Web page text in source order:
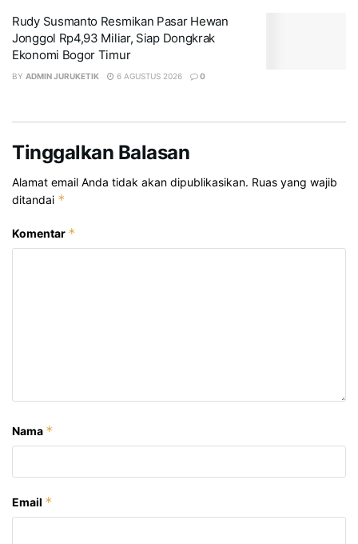
Rudy Susmanto Resmikan Pasar Hewan
Jonggol Rp4,93 Miliar, Siap Dongkrak
Ekonomi Bogor Timur
BY ADMIN JURUKETIK 6 AGUSTUS 2026 0
Tinggalkan Balasan
Alamat email Anda tidak akan dipublikasikan. Ruas yang wajib
ditandai *
Komentar *
Nama *
Email *